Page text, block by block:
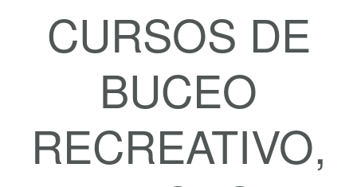
CURSOS DE
BUCEO
RECREATIVO,